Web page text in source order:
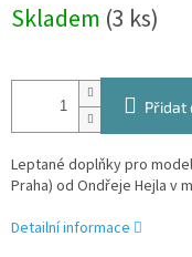
cena:
Skladem (3 ks)
Přidat
Leptané doplňky pro
Praha) od Ondřeje Hejla v
Detailní informace